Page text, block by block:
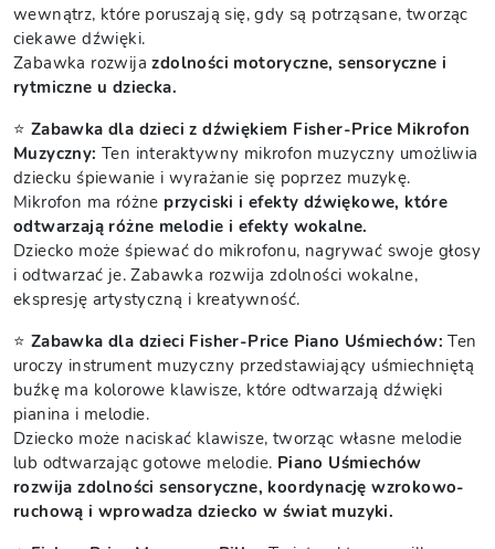
wewnątrz, które poruszają się, gdy są potrząsane, tworząc
ciekawe dźwięki.
Zabawka rozwijazdolności motoryczne, sensoryczne i
rytmiczne u dziecka.
⭐ Zabawka dla dzieci z dźwiękiem Fisher-Price Mikrofon
Muzyczny:Ten interaktywny mikrofon muzyczny umożliwia
dziecku śpiewanie i wyrażanie się poprzez muzykę.
Mikrofon ma różne przyciski i efekty dźwiękowe, które
odtwarzają różne melodie i efekty wokalne.
Dziecko może śpiewać do mikrofonu, nagrywać swoje głosy
i odtwarzać je. Zabawka rozwija zdolności wokalne,
ekspresję artystyczną i kreatywność.
⭐ Zabawka dla dzieci Fisher-Price Piano Uśmiechów: Ten
uroczy instrument muzyczny przedstawiający uśmiechniętą
buźkę ma kolorowe klawisze, które odtwarzają dźwięki
pianina i melodie.
Dziecko może naciskać klawisze, tworząc własne melodie
lub odtwarzając gotowe melodie. Piano Uśmiechów
rozwija zdolności sensoryczne, koordynację wzrokowo-
ruchową i wprowadza dziecko w świat muzyki.